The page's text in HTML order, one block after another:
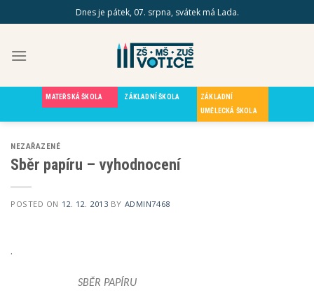
to
Dnes je pátek, 07. srpna, svátek má Lada.
MATEŘSKÁ ŠKOLA ZÁKLADNÍ ŠKOLA
ZÁKLADNÍ
UMĚLECKÁ ŠKOLA
NEZAŘAZENÉ
Sběr papíru – vyhodnocení
POSTED ON 12. 12. 2013 BY ADMIN7468
.
SBĚR PAPÍRU